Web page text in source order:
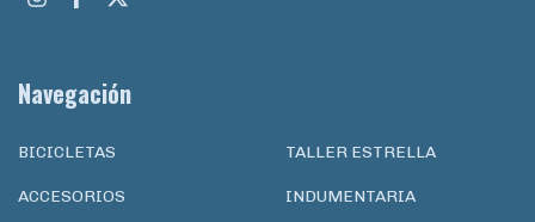
Navegación
BICICLETAS TALLER ESTRELLA
ACCESORIOS INDUMENTARIA